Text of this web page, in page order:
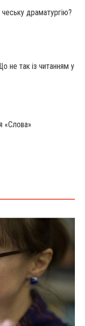
драматургію?
не так із читанням у
«Слова»